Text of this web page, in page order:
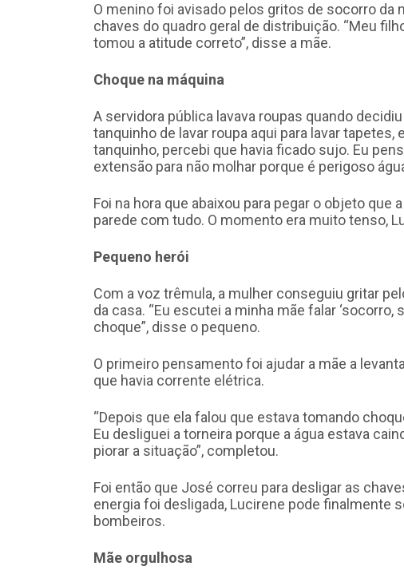
O menino foi avisado pelos gritos de socorro da
chaves do quadro geral de distribuição. “Meu
tomou a atitude correto”, disse a mãe.
Choque na máquina
A servidora pública lavava roupas quando
tanquinho de lavar roupa aqui para lavar
tanquinho, percebi que havia ficado sujo. Eu
extensão para não molhar porque é perigoso
Foi na hora que abaixou para pegar o objeto que
parede com tudo. O momento era muito tenso,
Pequeno herói
Com a voz trêmula, a mulher conseguiu gritar
da casa. “Eu escutei a minha mãe falar ‘socorro,
choque”, disse o pequeno.
O primeiro pensamento foi ajudar a mãe a
que havia corrente elétrica.
“Depois que ela falou que estava tomando
Eu desliguei a torneira porque a água estava
piorar a situação”, completou.
Foi então que José correu para desligar as
energia foi desligada, Lucirene pode finalmente
bombeiros.
Mãe orgulhosa